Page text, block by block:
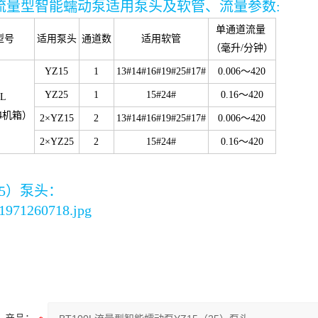
量型智能蠕动泵适用泵头及软管、流量参数:
号 适用泵头 通道数 适用软管
单通道流量
（毫升/分钟）
箱）
YZ15 1 13#14#16#19#25#17# 0.006～420
YZ25 1 15#24# 0.16～420
2×YZ15 2 13#14#16#19#25#17# 0.006～420
2×YZ25 2 15#24# 0.16～420
）泵头：